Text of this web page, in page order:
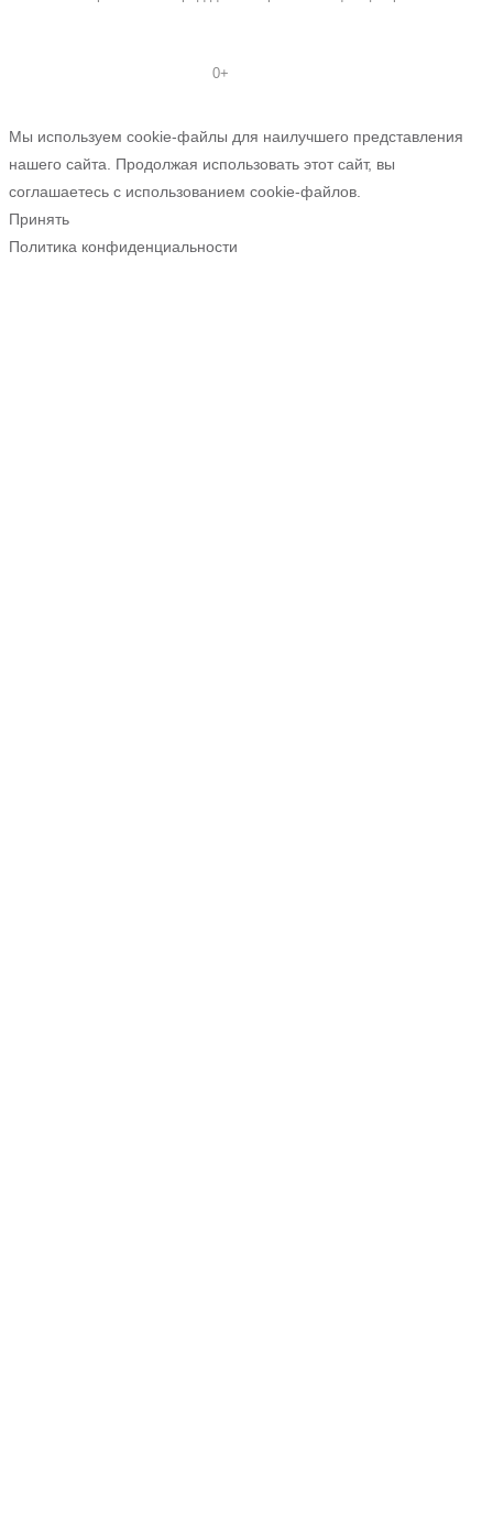
0+
Мы используем cookie-файлы для наилучшего представления
нашего сайта. Продолжая использовать этот сайт, вы
соглашаетесь с использованием cookie-файлов.
Принять
Политика конфиденциальности